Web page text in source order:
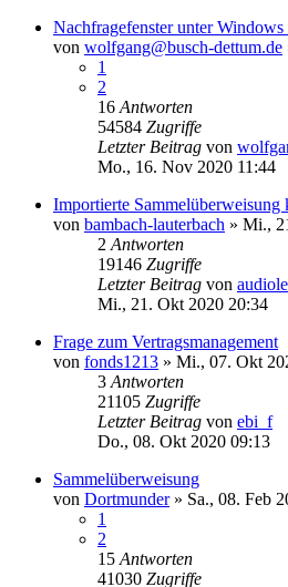
Nachfragefenster unter
von wolfgang@busch-dettum.de
1
2
16 Antworten
54584 Zugriffe
Letzter Beitrag von
Mo., 16. Nov 2020 11:44
Importierte Sammelüberweisung
von bambach-lauterbach » Mi.,
2 Antworten
19146 Zugriffe
Letzter Beitrag von
Mi., 21. Okt 2020 20:34
Frage zum Vertragsmanagement
von fonds1213 » Mi., 07. Okt
3 Antworten
21105 Zugriffe
Letzter Beitrag von ebi_f
Do., 08. Okt 2020 09:13
Sammelüberweisung
von Dortmunder» Sa., 08. Feb
1
2
15 Antworten
41030 Zugriffe